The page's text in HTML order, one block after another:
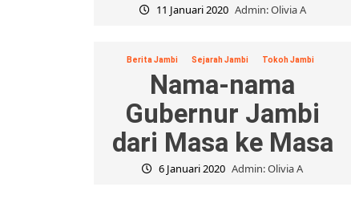
11 Januari 2020 Admin: Olivia A
Berita Jambi Sejarah Jambi Tokoh Jambi
Nama-nama
Gubernur Jambi
dari Masa ke Masa
6 Januari 2020 Admin: Olivia A